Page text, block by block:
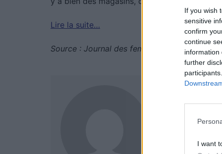
If you wish
sensitive
confirm
continue
information
further
I want
Lire la suite…
Source : Journal des femmes